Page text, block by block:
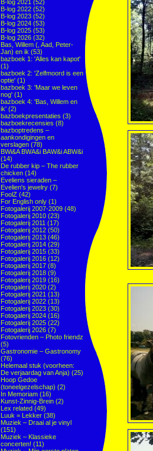
B-log 2021 (52)
B-log 2022 (52)
B-log 2023 (52)
B-log 2024 (53)
B-log 2025 (53)
B-log 2026 (32)
Bas, Willem (, Aad, Peter-
Jan) en ik (53)
bazboek 1: 'Alles kan kapot'
(1)
bazboek 2: 'Zelfmoord is een
optie' (1)
bazboek 3: 'Maar we leven
nog' (1)
bazboek 4: 'Bas, Willem en
ik' (2)
bazboekpresentaties (3)
bazboekrecensies (8)
bazboptredens –
aankondigingen en
verslagen (78)
BWi&A BWA&i BAW&i ABW&i
(14)
De rubber kip – The rubber
chicken (14)
Eveliens sieraden –
Evelien's jewelry (7)
FoolZ (42)
For English only (1)
Fotogalerij 2007-2009 (48)
Fotogalerij 2010 (23)
Fotogalerij 2011 (17)
Fotogalerij 2012 (50)
Fotogalerij 2013 (46)
Fotogalerij 2014 (29)
Fotogalerij 2015 (33)
Fotogalerij 2016 (12)
Fotogalerij 2017 (8)
Fotogalerij 2018 (9)
Fotogalerij 2019 (16)
Fotogalerij 2020 (2)
Fotogalerij 2021 (13)
Fotogalerij 2022 (13)
Fotogalerij 2023 (30)
Fotogalerij 2024 (16)
Fotogalerij 2025 (22)
Fotogalerij 2026 (7)
Fotovrienden – Photo friendz
(5)
Gastronomie – Gastronomy
(76)
Helemaal stuk (voorheen:
De verjaardag van Anja) (25)
Hoop Gedoe
(toneelgezelschap) (2)
In Memoriam (16)
Kunst-Zinnig-Brein (2)
Lex related (49)
Luuk = Lekker (38)
Muziek – Draai al je vinyl
(151)
Muziek – Klassieke
concerten! (11)